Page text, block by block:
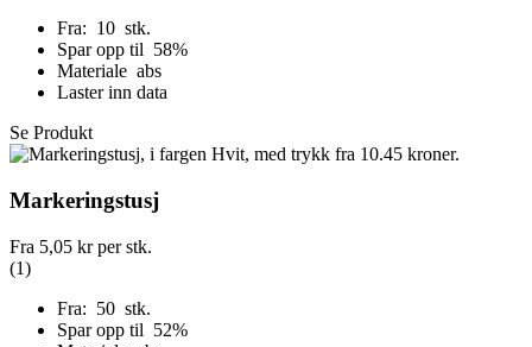
Fra: 10 stk.
Spar opp til 58%
Materiale abs
Laster inn data
Se Produkt
Markeringstusj
Fra 5,05 krper stk.
(1)
Fra: 50 stk.
Spar opp til 52%